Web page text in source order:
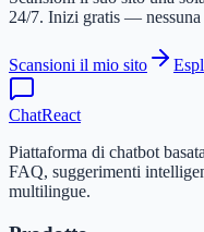
24/7. Inizi gratis — nessuna
Scansioni il mio sito
ChatReact
Piattaforma di chatbot
FAQ, suggerimenti
multilingue.